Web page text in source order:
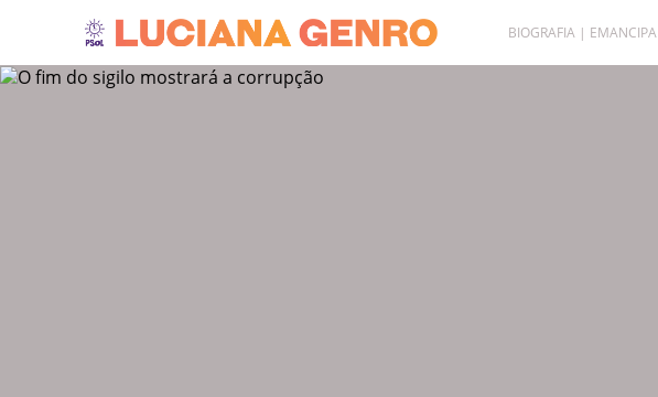
BIOGRAFIA EMANCIPA